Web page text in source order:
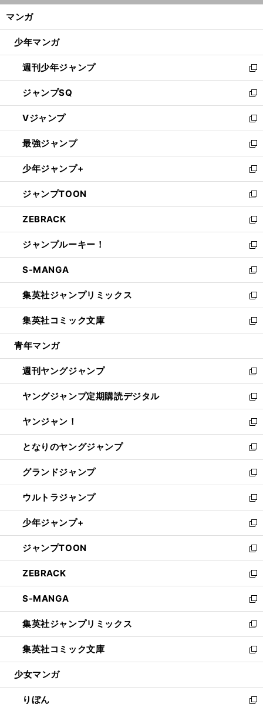
ン
ウ
開
く
マンガ
少年マンガ
週刊少年ジャンプ
新
し
い
ウ
ィ
ン
ド
ウ
で
開
く
ジャンプSQ
新
し
い
ウ
ィ
ン
ド
ウ
で
開
く
Vジャンプ
新
し
い
ウ
ィ
ン
ド
ウ
で
開
く
最強ジャンプ
新
し
い
ウ
ィ
ン
ド
ウ
で
開
く
少年ジャンプ+
新
し
い
ウ
ィ
ン
ド
ウ
で
開
く
ジャンプTOON
新
し
い
ウ
ィ
ン
ド
ウ
で
開
く
ZEBRACK
新
し
い
ウ
ィ
ン
ド
ウ
で
開
ジャンプルーキー！
新
し
い
ウ
ィ
ン
ド
ウ
開
く
S-MANGA
新
し
い
ウ
ィ
ン
ウ
で
開
く
集英社ジャンプリミックス
新
し
い
ウ
ン
ド
ウ
で
開
く
集英社コミック文庫
新
し
ウ
ィ
ン
ド
ウ
で
開
く
青年マンガ
週刊ヤングジャンプ
新
し
い
ウ
ィ
ン
ド
ウ
で
開
く
ヤングジャンプ定期購読デジタル
新
し
い
ウ
ィ
ン
ド
ウ
で
開
く
ヤンジャン！
新
し
い
ウ
ィ
ン
ド
ウ
で
開
く
となりのヤングジャンプ
新
し
い
ウ
ィ
ン
ド
ウ
で
開
く
グランドジャンプ
新
し
い
ウ
ィ
ン
ド
ウ
で
開
く
ウルトラジャンプ
新
し
い
ウ
ィ
ン
ド
ウ
で
開
く
少年ジャンプ+
新
し
い
ウ
ィ
ン
ド
ウ
で
開
く
ジャンプTOON
新
し
い
ウ
ィ
ン
ド
ウ
で
開
ZEBRACK
新
し
い
ウ
ィ
ン
ド
ウ
開
く
S-MANGA
新
し
い
ウ
ィ
ン
ウ
で
集英社ジャンプリミックス
新
し
い
ウ
ン
ド
集英社コミック文庫
新
し
ウ
ィ
少女マンガ
りぼん